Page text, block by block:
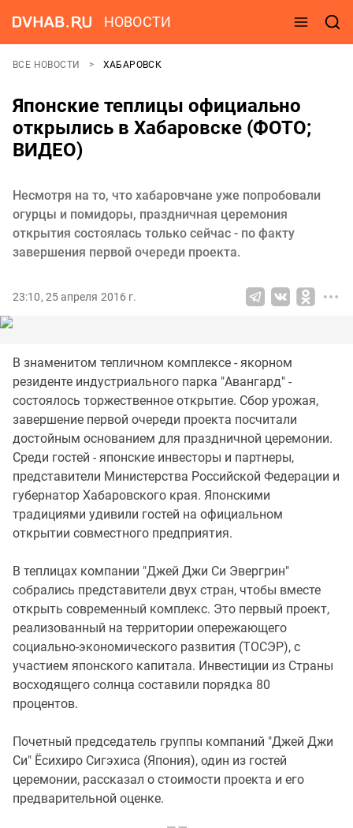
НОВОСТИ
ВСЕ НОВОСТИ ХАБАРОВСК
Японские теплицы официально
открылись в Хабаровске (ФОТО;
ВИДЕО)
Несмотря на то, что хабаровчане уже попробовали
огурцы и помидоры, праздничная церемония
открытия состоялась только сейчас - по факту
завершения первой очереди проекта.
23:10, 25 апреля 2016 г.
В знаменитом тепличном комплексе - якорном
резиденте индустриального парка "Авангард" -
состоялось торжественное открытие. Сбор урожая,
завершение первой очереди проекта посчитали
достойным основанием для праздничной церемонии.
Среди гостей - японские инвесторы и партнеры,
представители Министерства Российской Федерации и
губернатор Хабаровского края. Японскими
традициями удивили гостей на официальном
открытии совместного предприятия.
В теплицах компании "Джей Джи Си Эвергрин"
собрались представители двух стран, чтобы вместе
открыть современный комплекс. Это первый проект,
реализованный на территории опережающего
социально-экономического развития (ТОСЭР), с
участием японского капитала. Инвестиции из Страны
восходящего солнца составили порядка 80
процентов.
Почетный председатель группы компаний "Джей Джи
Си" Ёсихиро Сигэхиса (Япония), один из гостей
церемонии, рассказал о стоимости проекта и его
предварительной оценке.